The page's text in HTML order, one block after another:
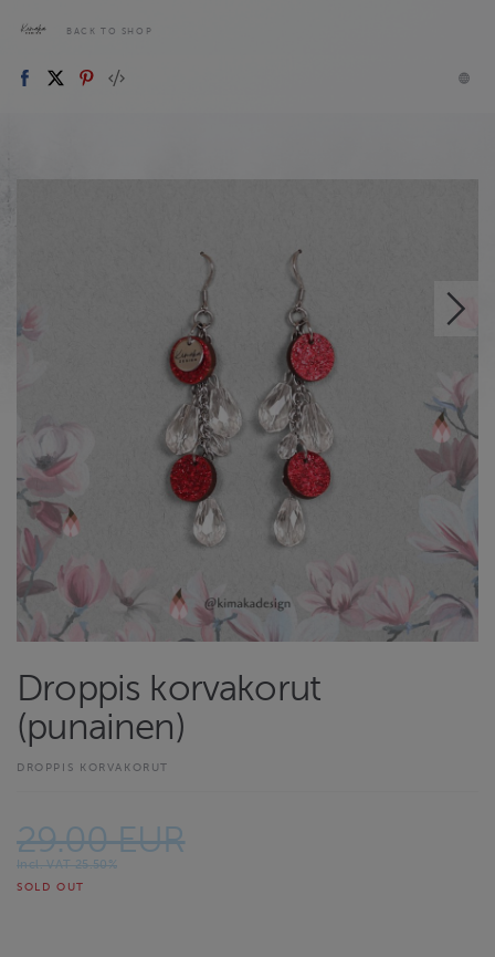
BACK TO SHOP
Droppis korvakorut
(punainen)
DROPPIS KORVAKORUT
29.00 EUR
Incl. VAT 25.50%
SOLD OUT